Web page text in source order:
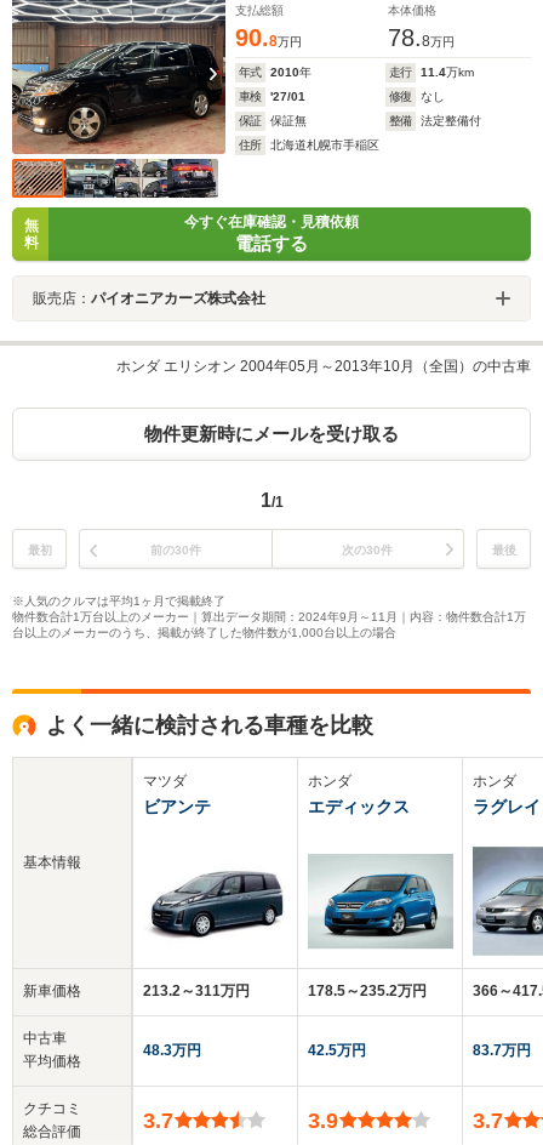
支払総額
90.8万円
本体価格
78.8万円
年式 2010年 走行 11.4万km
車検
'27/01 修復
なし
保証
保証無 整備
法定整備付
住所
北海道札幌市手稲区
無
料
今すぐ在庫確認・見積依頼
電話する
販売店： パイオニアカーズ株式会社
ホンダ エリシオン 2004年05月～2013年10月（全国）の中古車
物件更新時にメールを受け取る
1/1
最初 前の30件 次の30件 最後
※人気のクルマは平均1ヶ月で掲載終了
物件数合計1万台以上のメーカー｜算出データ期間：2024年9月～11月｜内容：物件数合計1万
台以上のメーカーのうち、掲載が終了した物件数が1,000台以上の場合
よく一緒に検討される車種を比較
基本情報
新車価格
中古車
平均価格
クチコミ
総合評価
マツダ
ビアンテ
213.2～311万円
48.3万円
3.7
ホンダ
エディックス
178.5～235.2万円
42.5万円
3.9
ホンダ
ラグレ
366～
83.7万円
3.7